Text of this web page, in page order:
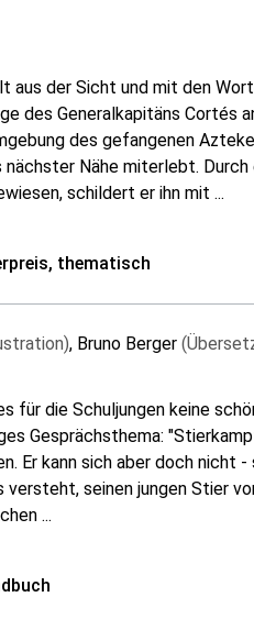
aus der Sicht und mit den
des Generalkapitäns Cortés
des gefangenen
nächster Nähe miterlebt.
schildert er ihn mit ...
thematisch
, Bruno Berger
für die Schuljungen keine
Gesprächsthema:
Er kann sich aber doch nicht
versteht, seinen jungen Stier
...